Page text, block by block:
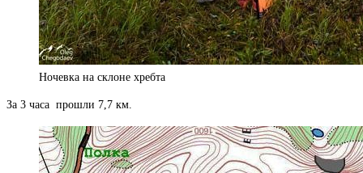
Ночевка на склоне хребта
За 3 часа прошли 7,7 км.